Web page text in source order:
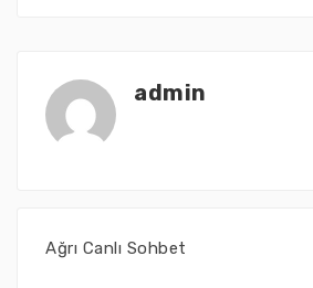
admin
Ağrı Canlı Sohbet